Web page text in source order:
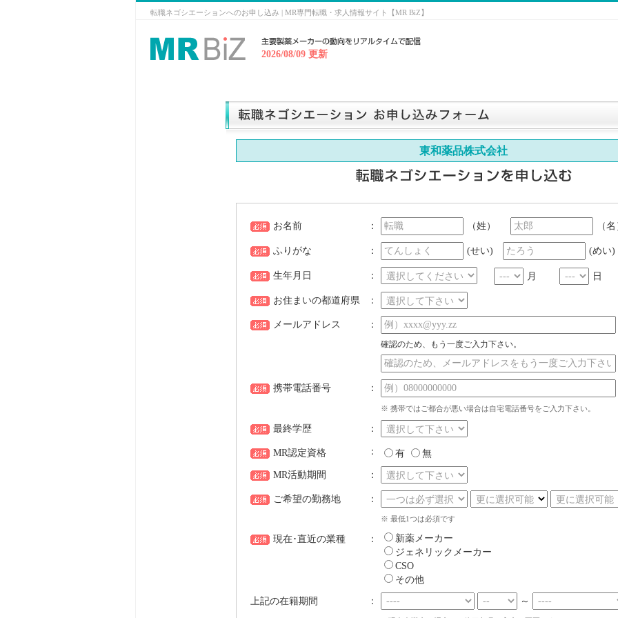
転職ネゴシエーションへのお申し込み | MR専門転職・求人情報サイト【MR BiZ】
2026/08/09 更新
東和薬品株式会社
お名前 ： （姓） （
ふりがな ： (せい) (めい)
生年月日 ： 月 日
お住まいの都道府県 ：
メールアドレス ：
確認のため、もう一度ご入力下さい。
携帯電話番号 ：
※ 携帯ではご都合が悪い場合は自宅電話番号をご入力下さい。
最終学歴 ：
MR認定資格 ： 有 無
MR活動期間 ：
ご希望の勤務地 ：
※ 最低1つは必須です
現在･直近の業種 ：
新薬メーカー
ジェネリックメーカー
CSO
その他
上記の在籍期間 ： ～